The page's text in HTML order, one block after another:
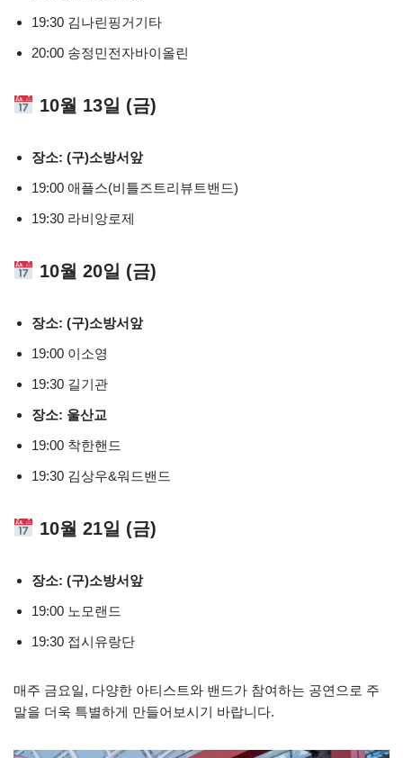
19:30 김나린핑거기타
20:00 송정민전자바이올린
10월 13일 (금)
장소: (구)소방서앞
19:00 애플스(비틀즈트리뷰트밴드)
19:30 라비앙로제
10월 20일 (금)
장소: (구)소방서앞
19:00 이소영
19:30 길기관
장소: 울산교
19:00 착한핸드
19:30 김상우&워드밴드
10월 21일 (금)
장소: (구)소방서앞
19:00 노모랜드
19:30 접시유랑단
매주 금요일, 다양한 아티스트와 밴드가 참여하는 공연으로 주
말을 더욱 특별하게 만들어보시기 바랍니다.